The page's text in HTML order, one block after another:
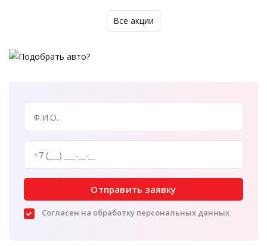
Все акции
Отправить заявку
Согласен на обработку персональных данных